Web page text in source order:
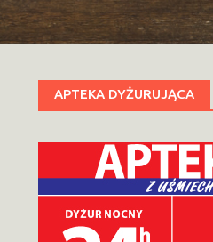
APTEKA DYŻURUJĄCA